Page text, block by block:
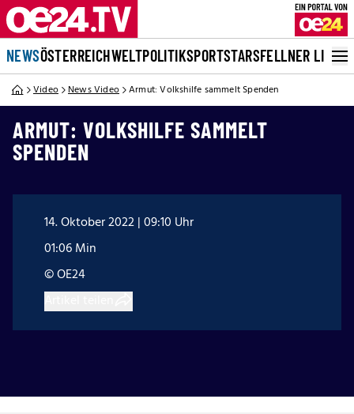
NEWSÖSTERREICHWELTPOLITIKSPORTSTARSFELLNER LIVE
Video News Video Armut: Volkshilfe sammelt Spenden
ARMUT: VOLKSHILFE SAMMELT
SPENDEN
14. Oktober 2022 | 09:10 Uhr
01:06 Min
© OE24